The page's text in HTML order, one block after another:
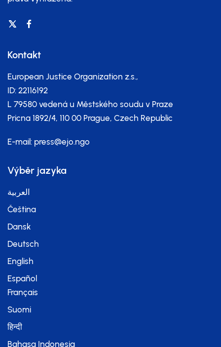
Kontakt
European Justice Organization z.s.,
ID: 22116192
L 79580 vedená u Městského soudu v Praze
Pricna 1892/4, 110 00 Prague, Czech Republic
E-mail: press@ejo.ngo
Výběr jazyka
العربية
Čeština
Dansk
Deutsch
English
Español
Français
Suomi
हिन्दी
Bahasa Indonesia